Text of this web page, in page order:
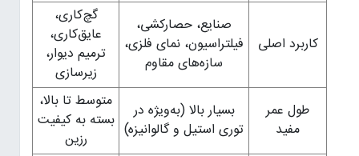
کاربرد اصلی
صنایع، حصارکشی،
فیلتراسیون، نمای فلزی،
سازه‌های مقاوم
گچ‌کاری،
عایق‌کاری،
ترمیم دیوار،
زیرسازی
طول عمر
بسیار بالا (به‌ویژه در
توری استیل و گالوانیزه)
متوسط تا بالا،
بسته به کیفیت